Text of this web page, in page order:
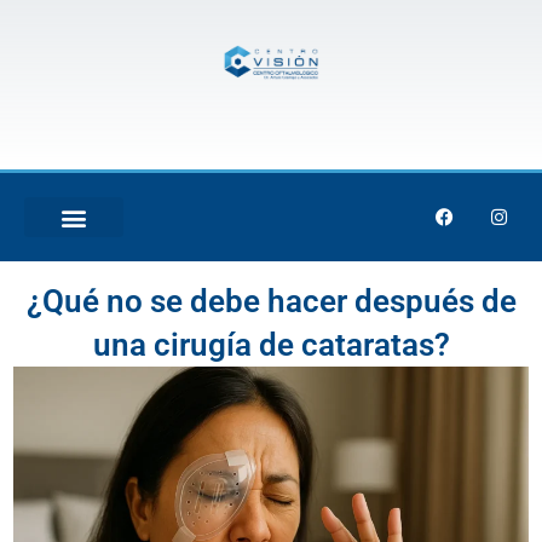
F
a
e
o
o
k
I
n
t
g
r
¿Qué no se debe hacer después de
una cirugía de cataratas?